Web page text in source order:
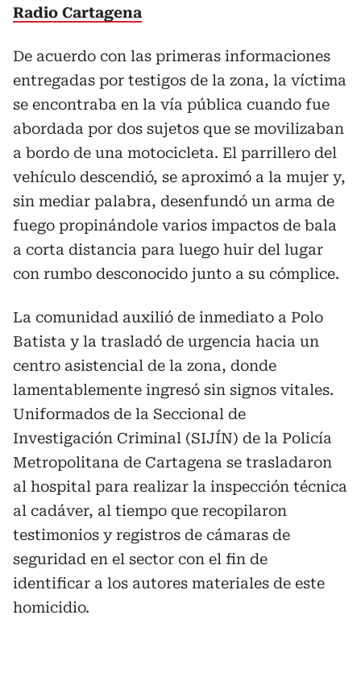
Radio Cartagena
De acuerdo con las primeras informaciones
entregadas por testigos de la zona, la víctima
se encontraba en la vía pública cuando fue
abordada por dos sujetos que se movilizaban
a bordo de una motocicleta. El parrillero del
vehículo descendió, se aproximó a la mujer y,
sin mediar palabra, desenfundó un arma de
fuego propinándole varios impactos de bala
a corta distancia para luego huir del lugar
con rumbo desconocido junto a su cómplice.
La comunidad auxilió de inmediato a Polo
Batista y la trasladó de urgencia hacia un
centro asistencial de la zona, donde
lamentablemente ingresó sin signos vitales.
Uniformados de la Seccional de
Investigación Criminal (SIJÍN) de la Policía
Metropolitana de Cartagena se trasladaron
al hospital para realizar la inspección técnica
al cadáver, al tiempo que recopilaron
testimonios y registros de cámaras de
seguridad en el sector con el fin de
identificar a los autores materiales de este
homicidio.